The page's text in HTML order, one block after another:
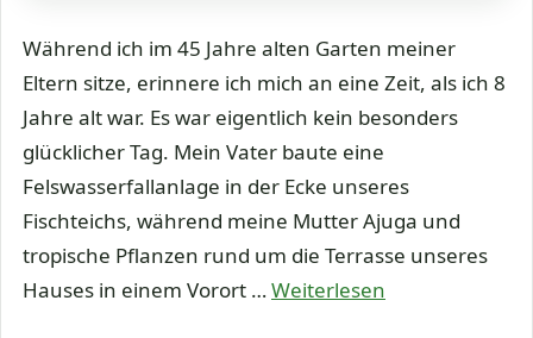
Während ich im 45 Jahre alten Garten meiner
Eltern sitze, erinnere ich mich an eine Zeit, als ich 8
Jahre alt war. Es war eigentlich kein besonders
glücklicher Tag. Mein Vater baute eine
Felswasserfallanlage in der Ecke unseres
Fischteichs, während meine Mutter Ajuga und
tropische Pflanzen rund um die Terrasse unseres
Hauses in einem Vorort …Weiterlesen